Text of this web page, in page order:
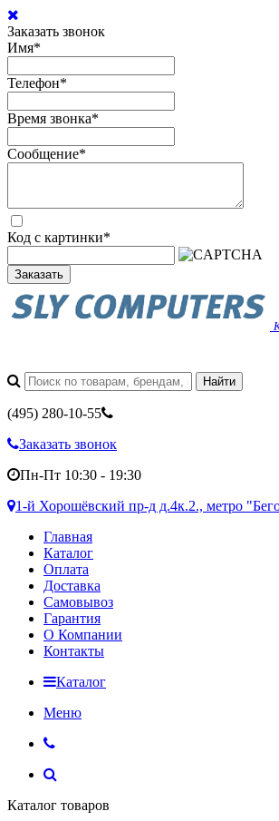
Заказать звонок
Имя*
Телефон*
Время звонка*
Сообщение*
Код с картинки*
Заказать
(495) 280-10-55
Заказать звонок
Пн-Пт 10:30 - 19:30
1-й Хорошёвский пр-д д.4к.2., метро
Главная
Каталог
Оплата
Доставка
Самовывоз
Гарантия
О Компании
Контакты
Каталог
Меню
Каталог товаров